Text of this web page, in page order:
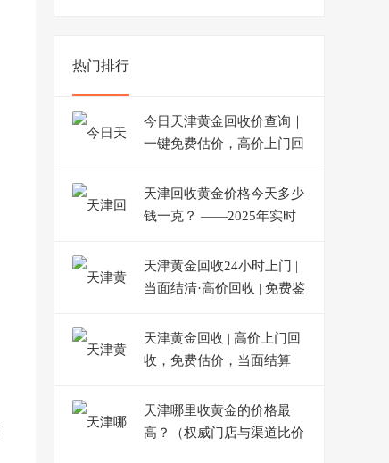
热门排行
今日天津黄金回收价查询｜
一键免费估价，高价上门回
天津回收黄金价格今天多少
钱一克？ ——2025年实时
天津黄金回收24小时上门 |
当面结清·高价回收 | 免费鉴
天津黄金回收 | 高价上门回
收，免费估价，当面结算
天津哪里收黄金的价格最
高？（权威门店与渠道比价